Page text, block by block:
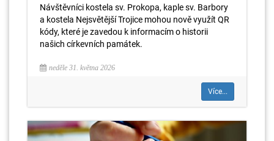
Návštěvníci kostela sv. Prokopa, kaple sv. Barbory
a kostela Nejsvětější Trojice mohou nově využít QR
kódy, které je zavedou k informacím o historii
našich církevních památek.
neděle 31. května 2026
Více...